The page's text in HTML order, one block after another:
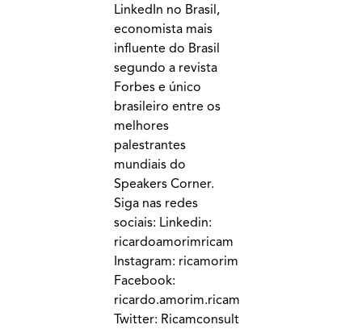
LinkedIn no Brasil,
economista mais
influente do Brasil
segundo a revista
Forbes e único
brasileiro entre os
melhores
palestrantes
mundiais do
Speakers Corner.
Siga nas redes
sociais: Linkedin:
ricardoamorimricam
Instagram: ricamorim
Facebook:
ricardo.amorim.ricam
Twitter: Ricamconsult